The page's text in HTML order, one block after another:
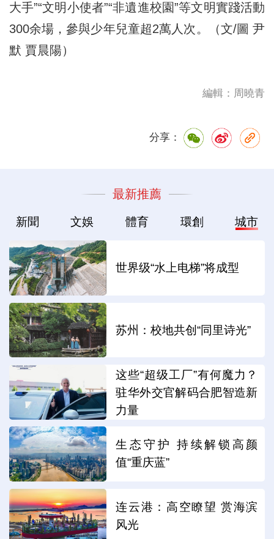
大手”“文明小使者”“非遺進校園”等文明實踐活動
300余場，參與少年兒童超2萬人次。（文/圖 尹
默 賈晨陽）
編輯：周曉青
分享：
最新推薦
新聞 文娛 體育 環創 城市
世界级“水上电梯”将成型
苏州：校地共创“同里诗光”
这些“超级工厂”有何魔力？
驻华外交官解码合肥智造新
力量
生态守护 持续解锁高颜
值“重庆蓝”
连云港：高空瞭望 赏海滨
风光